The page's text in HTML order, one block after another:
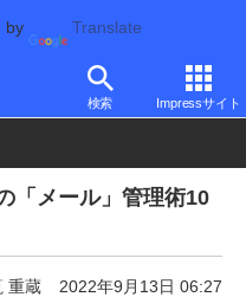
by Translate
検索 Impressサイト
ートフォン モバイルノート
「メール」管理術10
重蔵 2022年9月13日 06:27